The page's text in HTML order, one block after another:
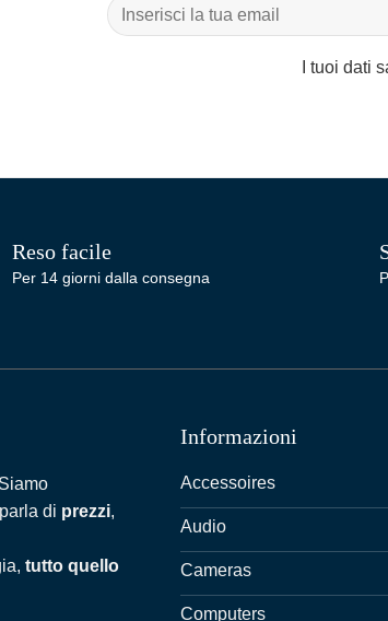
I tuoi dati
Reso facile
Per 14 giorni dalla consegna
di prezzi,
tutto quello
Informazioni
Accessoires
Audio
Cameras
Computers